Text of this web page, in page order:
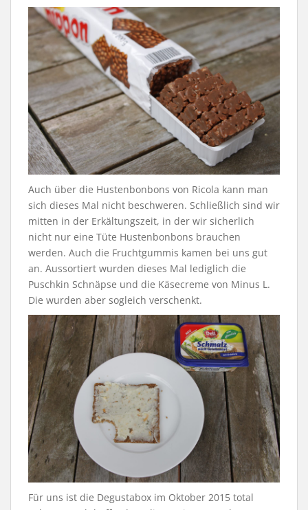
Auch über die Hustenbonbons von Ricola kann man
sich dieses Mal nicht beschweren. Schließlich sind wir
mitten in der Erkältungszeit, in der wir sicherlich
nicht nur eine Tüte Hustenbonbons brauchen
werden. Auch die Fruchtgummis kamen bei uns gut
an. Aussortiert wurden dieses Mal lediglich die
Puschkin Schnäpse und die Käsecreme von Minus L.
Die wurden aber sogleich verschenkt.
Für uns ist die Degustabox im Oktober 2015 total